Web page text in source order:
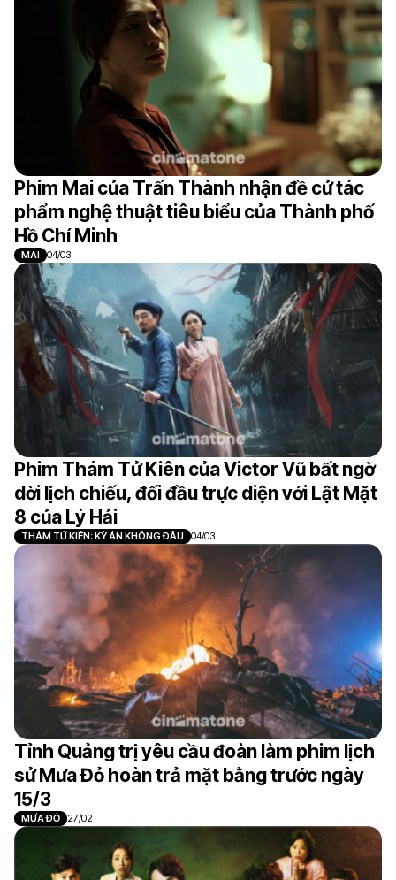
Phim Mai của Trấn Thành nhận đề cử tác
phẩm nghệ thuật tiêu biểu của Thành phố
Hồ Chí Minh
MAI 04/03
Phim Thám Tử Kiên của Victor Vũ bất ngờ
dời lịch chiếu, đối đầu trực diện với Lật Mặt
8 của Lý Hải
THÁM TỬ KIÊN: KỲ ÁN KHÔNG ĐẦU 04/03
Tỉnh Quảng trị yêu cầu đoàn làm phim lịch
sử Mưa Đỏ hoàn trả mặt bằng trước ngày
15/3
MƯA ĐỎ 27/02